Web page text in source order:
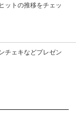
ットの推移をチェッ
チェキなどプレゼン